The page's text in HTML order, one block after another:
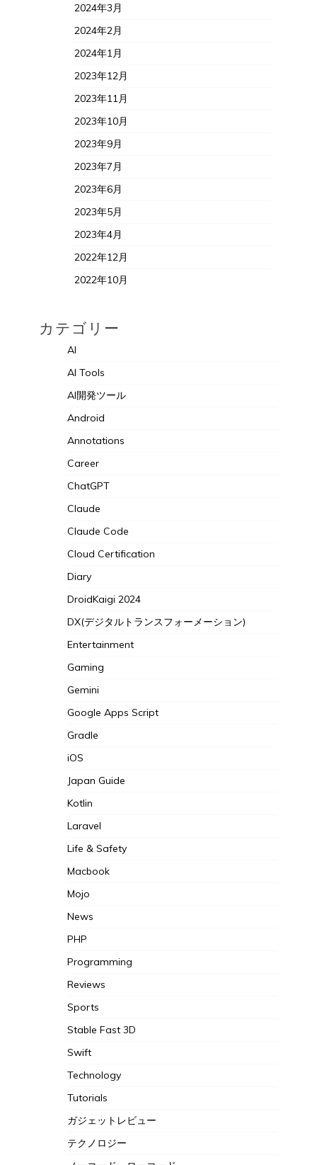
2024年3月
2024年2月
2024年1月
2023年12月
2023年11月
2023年10月
2023年9月
2023年7月
2023年6月
2023年5月
2023年4月
2022年12月
2022年10月
カテゴリー
AI
AI Tools
AI開発ツール
Android
Annotations
Career
ChatGPT
Claude
Claude Code
Cloud Certification
Diary
DroidKaigi 2024
DX(デジタルトランスフォーメーション)
Entertainment
Gaming
Gemini
Google Apps Script
Gradle
iOS
Japan Guide
Kotlin
Laravel
Life & Safety
Macbook
Mojo
News
PHP
Programming
Reviews
Sports
Stable Fast 3D
Swift
Technology
Tutorials
ガジェットレビュー
テクノロジー